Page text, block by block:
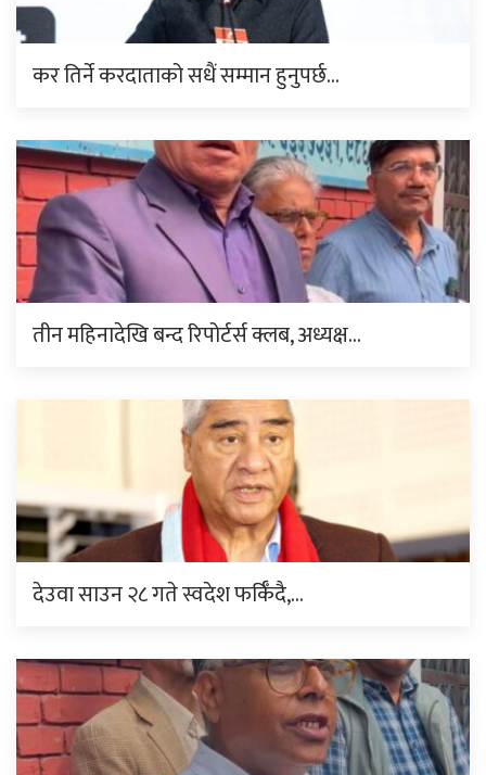
कर तिर्ने करदाताको सधैं सम्मान हुनुपर्छ…
तीन महिनादेखि बन्द रिपोर्टर्स क्लब, अध्यक्ष…
देउवा साउन २८ गते स्वदेश फर्किँदै,…